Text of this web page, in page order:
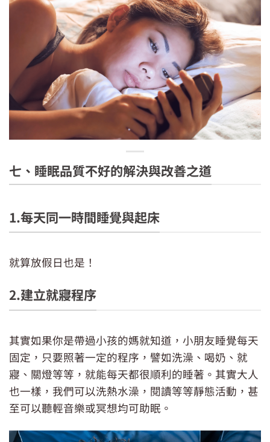
七、睡眠品質不好的解決與改善之道
1.每天同一時間睡覺與起床
就算放假日也是！
2.建立就寢程序
其實如果你是帶過小孩的媽就知道，小朋友睡覺每天
固定，只要照著一定的程序，譬如洗澡、喝奶、就
寢、關燈等等，就能每天都很順利的睡著。其實大人
也一樣，我們可以洗熱水澡，閱讀等等靜態活動，甚
至可以聽輕音樂或冥想均可助眠。